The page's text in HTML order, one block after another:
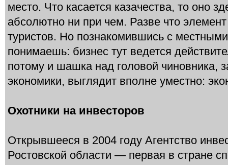
место. Что касается казачества, то оно
абсолютно ни при чем. Разве что
туристов. Но познакомившись с
понимаешь: бизнес тут ведется
потому и шашка над головой чиновника,
экономики, выглядит вполне уместно:
Охотники на инвесторов
Открывшееся в 2004 году Агентство
Ростовской области — первая в стране